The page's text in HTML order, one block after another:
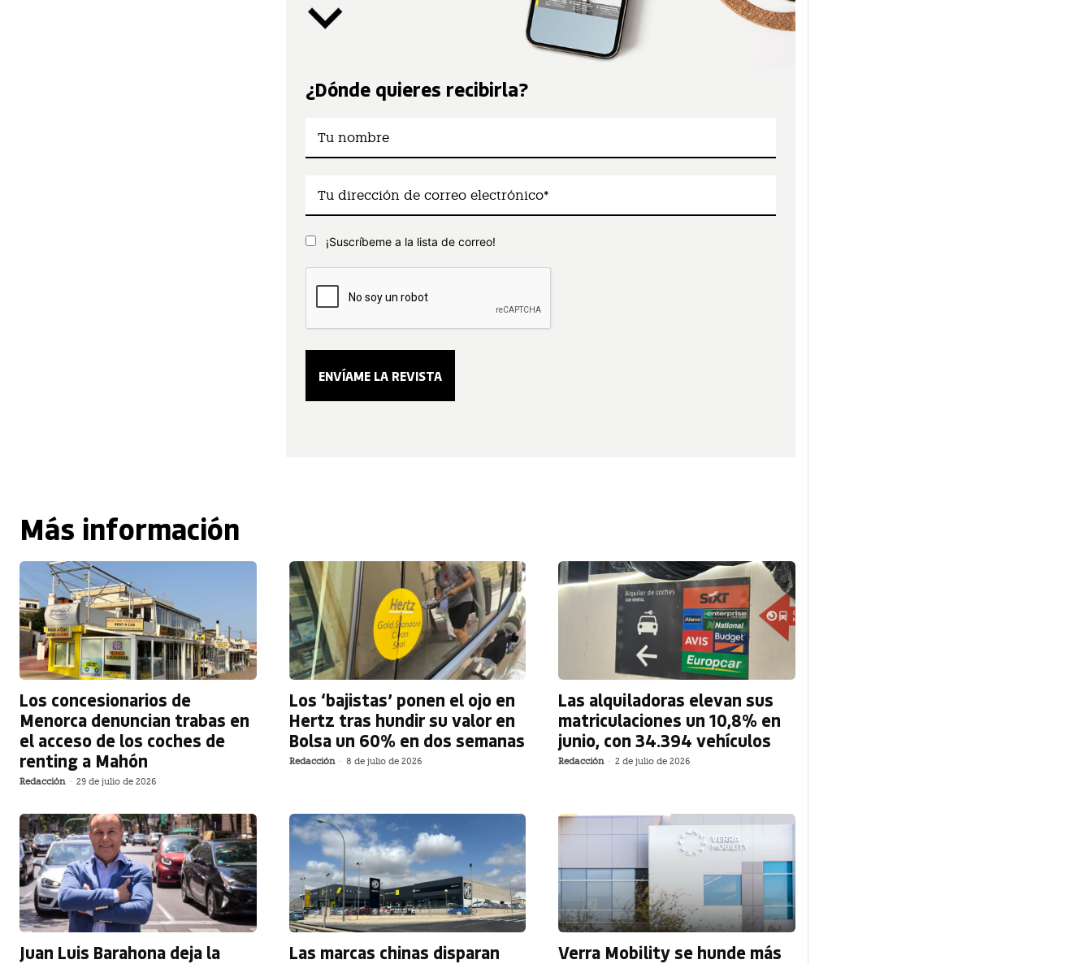
¿Dónde quieres recibirla?
¡Suscríbeme a la lista de correo!
Más información
Los concesionarios de
Menorca denuncian trabas en
el acceso de los coches de
renting a Mahón
Redacción - 29 de julio de 2026
Los ‘bajistas’ ponen el ojo en
Hertz tras hundir su valor en
Bolsa un 60% en dos semanas
Redacción - 8 de julio de 2026
Las alquiladoras elevan sus
matriculaciones un 10,8% en
junio, con 34.394 vehículos
Redacción - 2 de julio de 2026
Juan Luis Barahona deja la
Las marcas chinas disparan
Verra Mobility se hunde más